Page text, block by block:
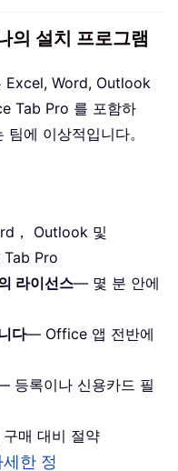
의 설치 프로그램
Excel, Word, Outlook
Tab Pro 를 포함하
에 이상적입니다。
， Outlook 및
Pro
라이선스— 몇 분 안에
다— Office 앱 전반에
등록이나 신용카드 필
매 대비 절약
한 정